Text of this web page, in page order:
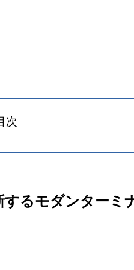
次
するモダンターミ